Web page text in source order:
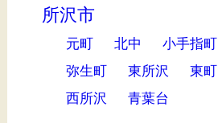
所沢市
元町 北中 小手指町
弥生町
東所沢 東町
西所沢
青葉台